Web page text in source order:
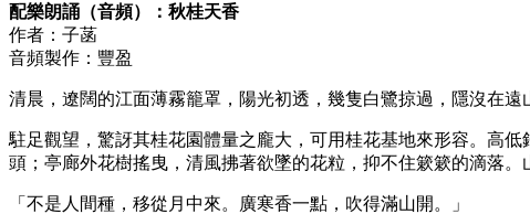
配樂朗誦（音頻）：秋桂天香
作者：子菡
音頻製作：豐盈
清晨，遼闊的江面薄霧籠罩，陽光初透，幾隻白鷺掠過，隱沒在
駐足觀望，驚訝其桂花園體量之龐大，可用桂花基地來形容。高
頭；亭廊外花樹搖曳，清風拂著欲墜的花粒，抑不住簌簌的滴落
「不是人間種，移從月中來。廣寒香一點，吹得滿山開。」